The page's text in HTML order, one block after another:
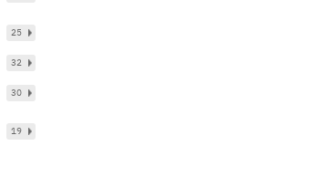
25
32
30
19